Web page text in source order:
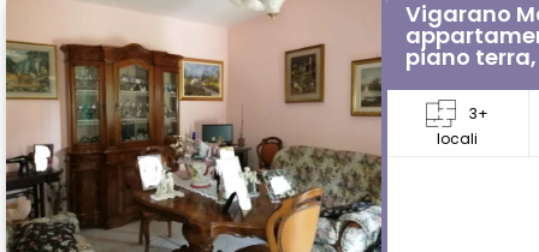
Vigarano
piano
3+
locali